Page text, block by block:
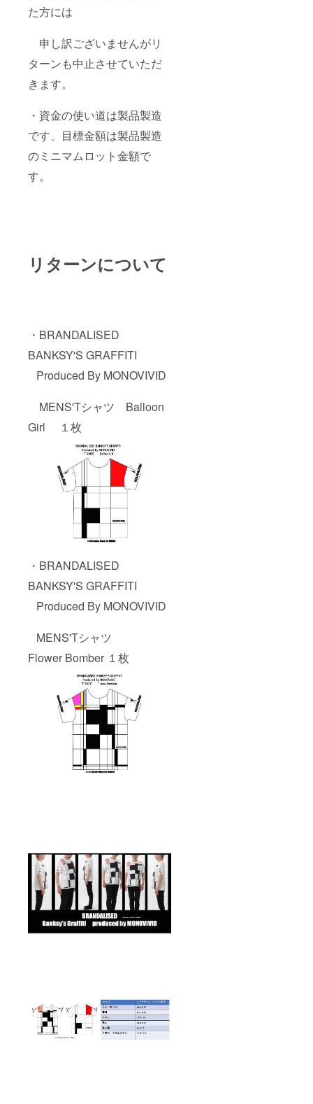
た方には
申し訳ございませんがリ
ターンも中止させていただ
きます。
・資金の使い道は製品製造
です、目標金額は製品製造
のミニマムロット金額で
す。
リターンについて
・BRANDALISED
BANKSY'S GRAFFITI
Produced By MONOVIVID
MENS'Tシャツ Balloon
Girl １枚
・BRANDALISED
BANKSY'S GRAFFITI
Produced By MONOVIVID
MENS'Tシャツ
Flower Bomber １枚